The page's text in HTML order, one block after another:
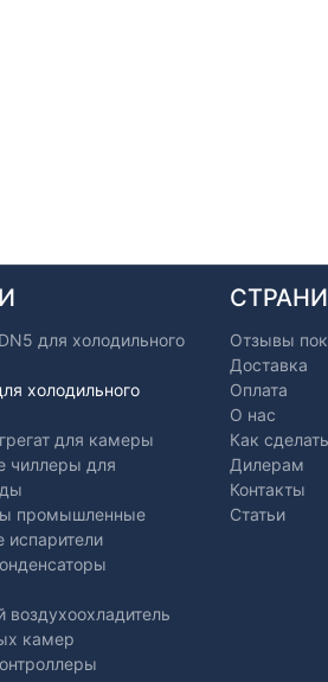
для холодильного
холодильного
для камеры
чиллеры для
промышленные
испарители
камер
Отзывы
Доставка
Оплата
О нас
Как
Дилерам
Контакты
Статьи